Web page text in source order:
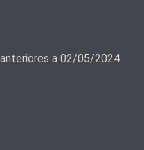
a 02/05/2024